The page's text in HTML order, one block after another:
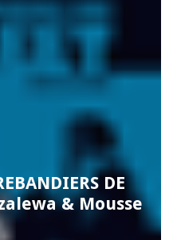
DE
& Mousse